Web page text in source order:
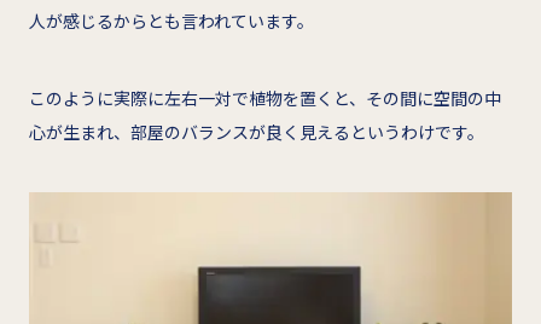
人が感じるからとも言われています。
このように実際に左右一対で植物を置くと、その間に空間の中
心が生まれ、部屋のバランスが良く見えるというわけです。